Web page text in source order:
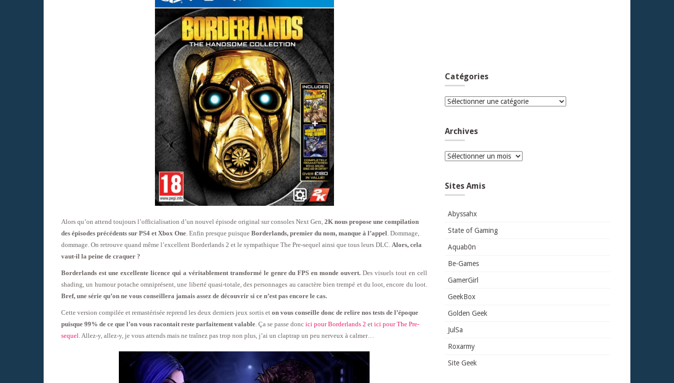
Alors qu’on attend toujours l’officialisation d’un nouvel épisode original sur consoles Next Gen, 2K nous propose une compilation
des épisodes précédents sur PS4 et Xbox One . Enfin presque puisque Borderlands, premier du nom, manque à l’appel . Dommage,
dommage. On retrouve quand même l’excellent Borderlands 2 et le sympathique The Pre-sequel ainsi que tous leurs DLC. Alors, cela
vaut-il la peine de craquer ?
Borderlands est une excellente licence qui a véritablement transformé le genre du FPS en monde ouvert. Des visuels tout en cell
shading, un humour potache omniprésent, une liberté quasi-totale, des personnages au caractère bien trempé et du loot, encore du loot.
Bref, une série qu’on ne vous conseillera jamais assez de découvrir si ce n’est pas encore le cas.
Cette version compilée et remastérisée reprend les deux derniers jeux sortis et on vous conseille donc de relire nos tests de l’époque
puisque 99% de ce que l’on vous racontait reste parfaitement valable . Ça se passe donc ici pour Borderlands 2 et ici pour The Pre-
sequel . Allez-y, allez-y, je vous attends mais ne traînez pas trop non plus, j’ai un claptrap un peu nerveux à calmer…
Catégories
Catégories
Archives
Archives
Sites Amis
Abyssahx
State of Gaming
Aquab0n
Be-Games
GamerGirl
GeekBox
Golden Geek
JulSa
Roxarmy
Site Geek